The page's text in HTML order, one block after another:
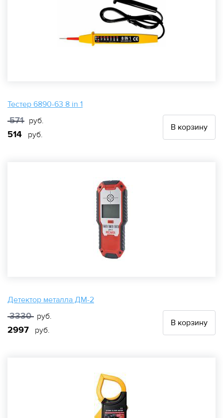
Тестер 6890-63 8 in 1
571 руб.
514 руб.
В корзину
Детектор металла ДМ-2
3330 руб.
2997 руб.
В корзину